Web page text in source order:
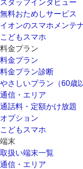
スタッフインタビュー
無料おためしサービス
イオンのスマホメンテ
こどもスマホ
料金プラン
料金プラン
料金プラン診断
やさしいプラン（60歳
通信・エリア
通話料・定額かけ放題
オプション
こどもスマホ
端末
取扱い端末一覧
通信・エリア